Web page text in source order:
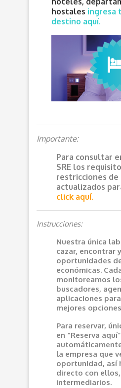
hostales ingresa
destino aquí.
Importante:
Para consultar
SRE los
restricciones de
actualizados
click aquí.
Instrucciones:
Nuestra única
cazar, encontrar
oportunidades
económicas.
monitoreamos
buscadores,
aplicaciones
mejores
Para reservar,
en “Reserva
la empresa que
oportunidad, así
directo con
intermediarios.